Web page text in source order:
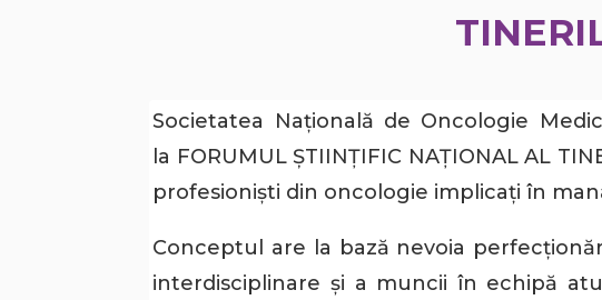
Societatea Națională de Oncologie
la FORUMUL ȘTIINȚIFIC NAȚIONAL AL
profesioniști din oncologie implicați în
Conceptul are la bază nevoia
interdisciplinare și a muncii în echipă